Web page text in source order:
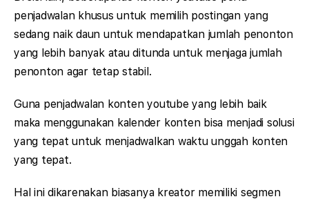
penjadwalan khusus untuk memilih postingan yang
sedang naik daun untuk mendapatkan jumlah penonton
yang lebih banyak atau ditunda untuk menjaga jumlah
penonton agar tetap stabil.
Guna penjadwalan konten youtube yang lebih baik
maka menggunakan kalender konten bisa menjadi solusi
yang tepat untuk menjadwalkan waktu unggah konten
yang tepat.
Hal ini dikarenakan biasanya kreator memiliki segmen